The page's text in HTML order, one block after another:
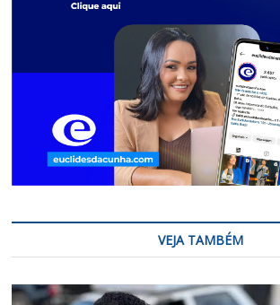
VEJA TAMBÉM